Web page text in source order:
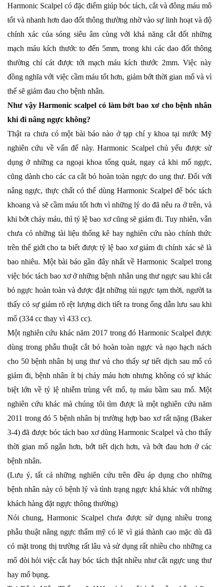
Harmonic Scalpel có đặc điểm giúp bóc tách, cắt và đông máu mô
tốt và nhanh hơn dao đốt thông thường nhờ vào sự linh hoạt và độ
chính xác của sóng siêu âm cùng với khả năng cắt đốt những
mạch máu kích thước to đến 5mm, trong khi các dao đốt thông
thường chỉ cát được tới mạch máu kích thước 2mm. Việc này
đồng nghĩa với việc cầm máu tốt hơn, giảm bớt thời gian mổ và vì
thế sẽ giảm đau cho bệnh nhân.
Như vậy Harmonic scalpel có làm bớt bao xơ cho bệnh nhân
khi đi nâng ngực không?
Thật ra chưa có một bài báo nào ở tạp chí y khoa tại nước Mỹ
nghiên cứu về vấn để này. Harmonic Scalpel chủ yếu được sử
dụng ở những ca ngoại khoa tổng quát, ngay cả khi mổ ngực,
cũng dành cho các ca cắt bỏ hoàn toàn ngực do ung thư. Đối với
nâng ngực, thực chất có thể dùng Harmonic Scalpel để bóc tách
khoang và sẽ cầm máu tốt hơn vì những lý do đã nêu ra ở trên, và
khi bớt chảy máu, thì tỷ lệ bao xơ cũng sẽ giảm đi. Tuy nhiên, vẫn
chưa có những tài liệu thống kê hay nghiên cứu nào chính thức
trên thế giới cho ta biết được tỷ lệ bao xơ giảm đi chính xác sẽ là
bao nhiêu. Một bài báo gần đây nhất về Harmonic Scalpel trong
việc bóc tách bao xơ ở những bệnh nhân ung thư ngực sau khi cắt
bỏ ngực hoàn toàn và được đặt những túi ngực tạm thời, người ta
thấy có sự giảm rõ rệt lượng dich tiết ra trong ống dẫn lưu sau khi
mổ (334 cc thay vì 433 cc).
Một nghiên cứu khác năm 2017 trong đó Harmonic Scalpel được
dùng trong phẫu thuật cắt bỏ hoàn toàn ngực và nạo hạch nách
cho 50 bệnh nhân bị ung thư vú cho thấy sự tiết dịch sau mổ có
giảm đi, bệnh nhân ít bị chảy máu hơn nhưng không có sự khác
biệt lớn về tỷ lệ nhiễm trùng vết mổ, tụ máu bầm sau mổ. Một
nghiên cứu khác mà chúng tôi tìm được là một nghiên cứu năm
2011 trong đó 5 bệnh nhân bị trường hợp bao xơ rất nặng (Baker
3-4) đã được bóc tách bao xơ dùng Harmonic Scalpel và cho thấy
thời gian mổ ngắn hơn, bớt tiết dịch hơn, và bớt đau hơn ở các
bệnh nhân.
(Lưu ý, tất cả những nghiên cứu trên đều áp dụng cho những
bệnh nhân này có bệnh lý và tình trạng ngực khá khác với những
khách hàng đặt ngực thông thường)
Nói chung, Harmonic Scalpel chưa được sử dụng nhiều trong
phẫu thuật nâng ngực thẩm mỹ có lẽ vì giá thành cao mặc dù đã
có mặt trong thị trường rất lâu và sử dụng rất nhiều cho những ca
mổ đòi hỏi việc cắt hay bóc tách thật nhiều như cắt ngực ung thư
hay mổ bụng.